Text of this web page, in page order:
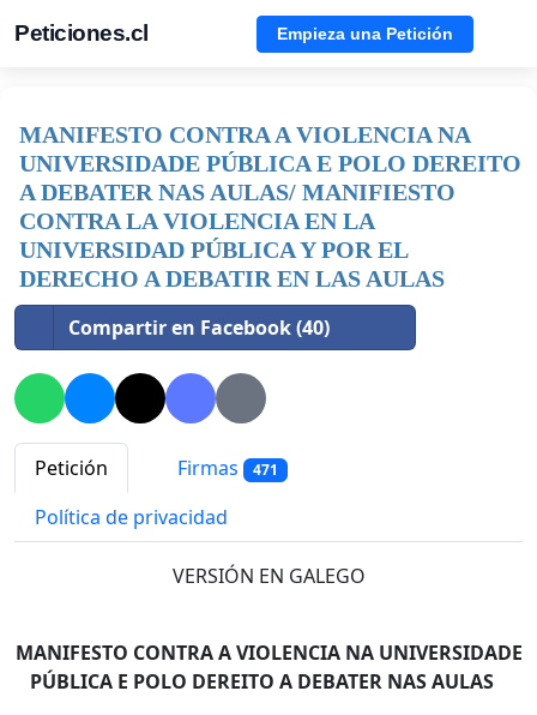
Peticiones.cl Empieza una Petición
MANIFESTO CONTRA A VIOLENCIA NA
UNIVERSIDADE PÚBLICA E POLO DEREITO
A DEBATER NAS AULAS/ MANIFIESTO
CONTRA LA VIOLENCIA EN LA
UNIVERSIDAD PÚBLICA Y POR EL
DERECHO A DEBATIR EN LAS AULAS
Compartir en Facebook (40)
Petición Firmas 471
Política de privacidad
VERSIÓN EN GALEGO
MANIFESTO CONTRA A VIOLENCIA NA UNIVERSIDADE
PÚBLICA E POLO DEREITO A DEBATER NAS AULAS